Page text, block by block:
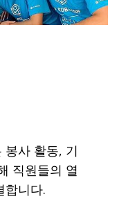
봉사 활동, 기
직원들의 열
합니다.